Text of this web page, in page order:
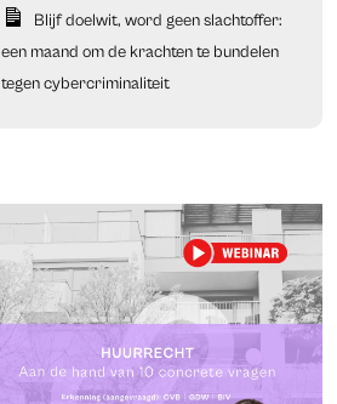
Blijf doelwit, word geen slachtoffer:
een maand om de krachten te bundelen
tegen cybercriminaliteit